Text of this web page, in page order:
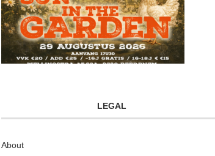
LEGAL
About